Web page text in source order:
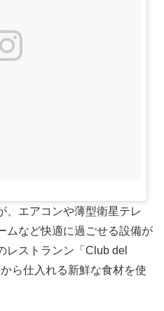
、エアコンや薄型衛星テレ
ムなど快適に過ごせる設備が
レストランン「Club del
ら仕入れる新鮮な食材を使